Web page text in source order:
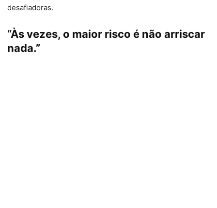
desafiadoras.
“Às vezes, o maior risco é não arriscar
nada.”